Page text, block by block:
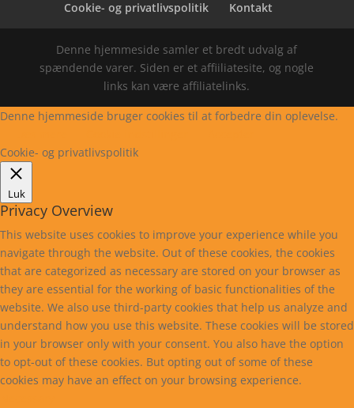
Cookie- og privatlivspolitik Kontakt
Denne hjemmeside samler et bredt udvalg af
spændende varer. Siden er et affiiliatesite, og nogle
links kan være affiliatelinks.
Denne hjemmeside bruger cookies til at forbedre din oplevelse.
Cookie- og privatlivspolitik
Luk
Privacy Overview
This website uses cookies to improve your experience while you
navigate through the website. Out of these cookies, the cookies
that are categorized as necessary are stored on your browser as
they are essential for the working of basic functionalities of the
website. We also use third-party cookies that help us analyze and
understand how you use this website. These cookies will be stored
in your browser only with your consent. You also have the option
to opt-out of these cookies. But opting out of some of these
cookies may have an effect on your browsing experience.